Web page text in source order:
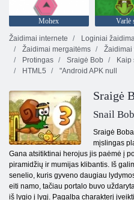
Mohex Varlė
Žaidimai internete
Loginiai
Žaidimai mergaitėms
Žaidimai
Protingas
Sraigė Bob Kaip
HTML5
"Android APK null
Sraigė
Snail
Sraigė
mįslingas
Gana atsitiktinai herojus jis paėmė į
piramidžių ir mumijas klibantis. Iš
senelio, kuris gyveno daugiau
eiti namo, tačiau portalo buvo
iš lygio į lygį. Pagalba charakterį